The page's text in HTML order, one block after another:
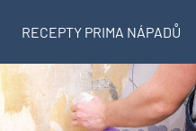
RECEPTY PRIMA NÁPADŮ